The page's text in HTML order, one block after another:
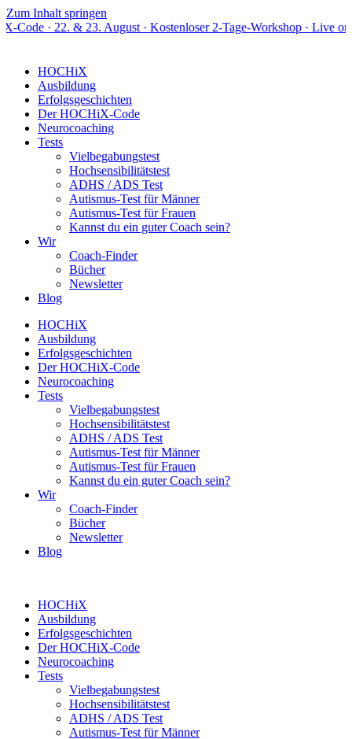
Zum Inhalt springen
& 23. August · Kostenloser 2-Tage-Workshop · Live online
HOCHiX
Ausbildung
Erfolgsgeschichten
Der HOCHiX-Code
Neurocoaching
Tests
Vielbegabungstest
Hochsensibilitätstest
ADHS / ADS Test
Autismus-Test für Männer
Autismus-Test für Frauen
Kannst du ein guter Coach sein?
Wir
Coach-Finder
Bücher
Newsletter
Blog
HOCHiX
Ausbildung
Erfolgsgeschichten
Der HOCHiX-Code
Neurocoaching
Tests
Vielbegabungstest
Hochsensibilitätstest
ADHS / ADS Test
Autismus-Test für Männer
Autismus-Test für Frauen
Kannst du ein guter Coach sein?
Wir
Coach-Finder
Bücher
Newsletter
Blog
HOCHiX
Ausbildung
Erfolgsgeschichten
Der HOCHiX-Code
Neurocoaching
Tests
Vielbegabungstest
Hochsensibilitätstest
ADHS / ADS Test
Autismus-Test für Männer